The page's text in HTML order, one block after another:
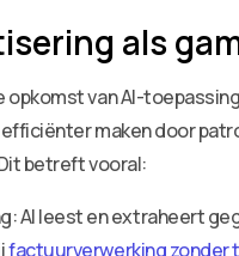
als
van AI-
maken door
betreft vooral:
AI leest en extraheert
factuurverwerking zonder